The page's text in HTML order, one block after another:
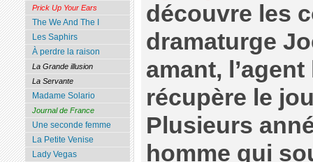
découvre les
dramaturge
amant,
récupère le
Plusieurs
homme qui
Prick Up Your Ears
The We And The I
Les Saphirs
À perdre la raison
La Grande illusion
La Servante
Madame Solario
Journal de France
Une seconde femme
La Petite Venise
Lady Vegas